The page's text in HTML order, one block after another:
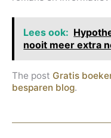
Lees ook:
nooit meer extra
The post Gratis
besparen blog.